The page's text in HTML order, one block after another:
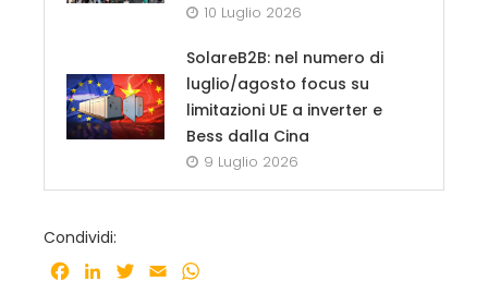
10 Luglio 2026
SolareB2B: nel numero di
luglio/agosto focus su
limitazioni UE a inverter e
Bess dalla Cina
9 Luglio 2026
Condividi:
Facebook
LinkedInTwitter
Email